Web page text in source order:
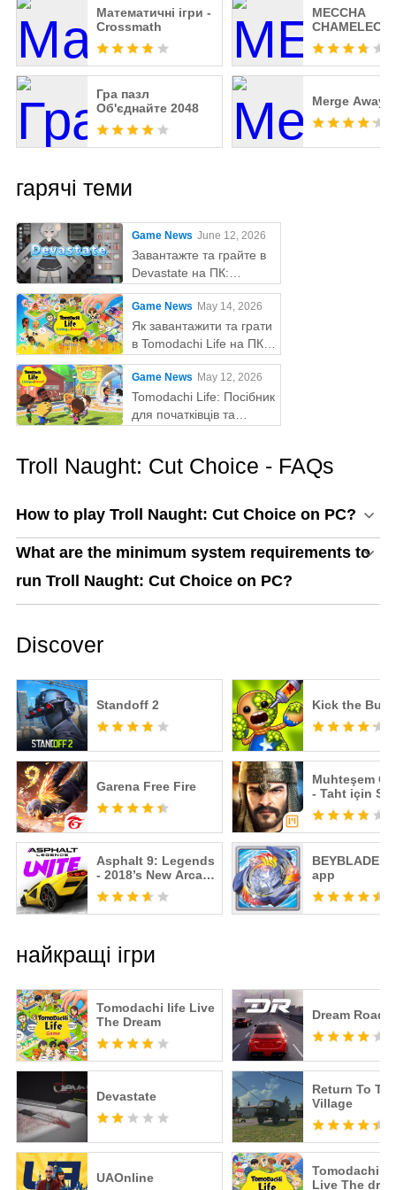
Математичні ігри -
Crossmath
MECCHA
CHAMELEON
Гра пазл
Об'єднайте 2048
Merge Away!
гарячі теми
Game News June 12, 2026
Завантажте та грайте в
Devastate на ПК:
остаточний ігровий гайд
з MEmu Play
Game News May 14, 2026
Як завантажити та грати
в Tomodachi Life на ПК
за допомогою MEmu
Game News May 12, 2026
Tomodachi Life: Посібник
для початківців та
Troll Naught: Cut Choice - FAQs
How to play Troll Naught: Cut Choice on PC?
What are the minimum system requirements to
run Troll Naught: Cut Choice on PC?
Discover
Standoff 2 Kick the
Garena Free Fire
Muhteşem
- Taht için
Savaşı
Asphalt 9: Legends
- 2018’s New Arcade
Racing Game
BEYBLADE
app
найкращі ігри
Tomodachi life Live
The Dream
Devastate
UAOnline
Dream Road:
Return To
Village
Tomodachi
Live The